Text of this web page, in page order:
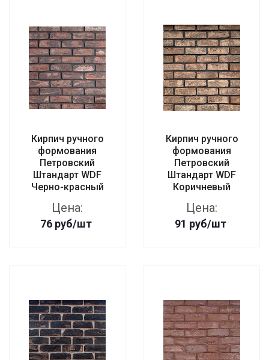
Кирпич ручного
формования
Петровский
Штандарт WDF
Черно-красный
Цена:
76 руб/шт
Кирпич ручного
формования
Петровский
Штандарт WDF
Коричневый
Цена:
91 руб/шт